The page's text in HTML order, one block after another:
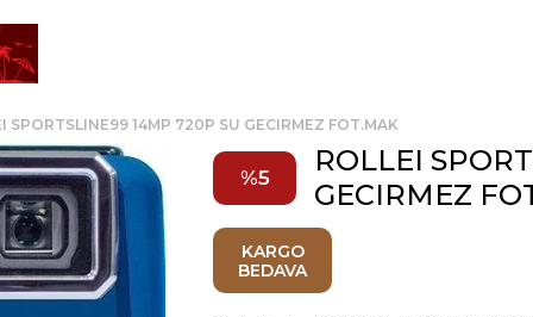
SPORTSLINE99 14MP 720P SU GECIRMEZ FOT.MAK
5
ROLLEI
GECIRMEZ
KARGO
BEDAVA